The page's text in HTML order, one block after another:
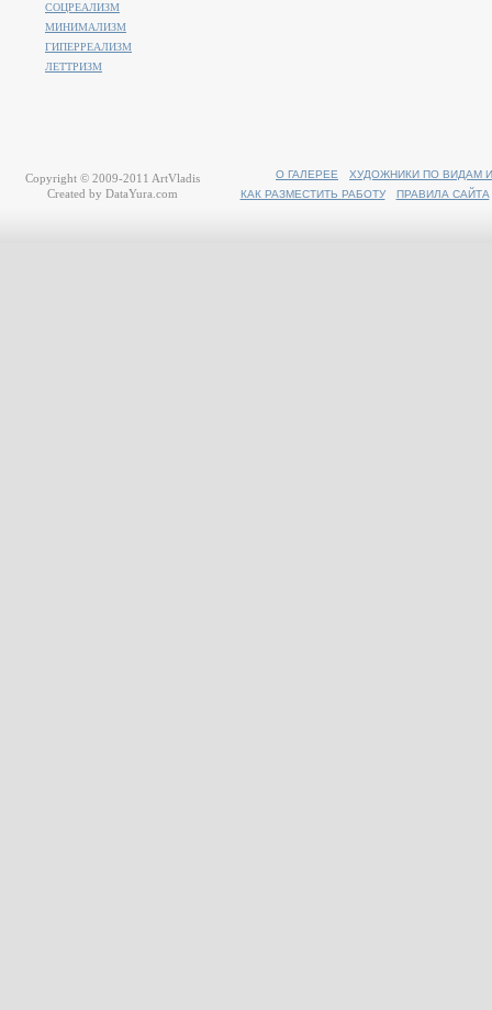
СОЦРЕАЛИЗМ
МИНИМАЛИЗМ
ГИПЕРРЕАЛИЗМ
ЛЕТТРИЗМ
О ГАЛЕРЕЕ
ХУДОЖНИКИ ПО ВИДАМ
КАК РАЗМЕСТИТЬ РАБОТУ
ПРАВИЛА САЙТА
Copyright © 2009-2011 ArtVladis
Created by DataYura.com